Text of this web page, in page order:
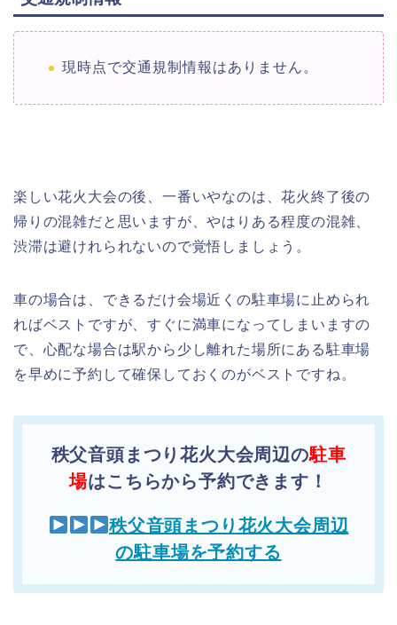
現時点で交通規制情報はありません。
楽しい花火大会の後、一番いやなのは、花火終了後の
帰りの混雑だと思いますが、やはりある程度の混雑、
渋滞は避けれられないので覚悟しましょう。
車の場合は、できるだけ会場近くの駐車場に止められ
ればベストですが、すぐに満車になってしまいますの
で、心配な場合は駅から少し離れた場所にある駐車場
を早めに予約して確保しておくのがベストですね。
秩父音頭まつり花火大会周辺の駐車
場はこちらから予約できます！
秩父音頭まつり花火大会周辺
の駐車場を予約する